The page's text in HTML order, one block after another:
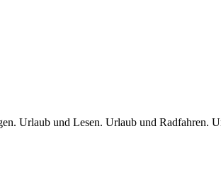
Urlaub und Lesen. Urlaub und Radfahren.